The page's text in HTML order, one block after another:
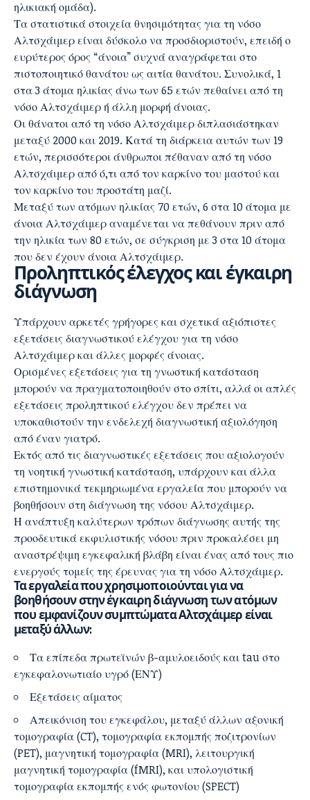
ηλικιακή ομάδα).
Τα στατιστικά στοιχεία θνησιμότητας για τη νόσο
Αλτσχάιμερ είναι δύσκολο να προσδιοριστούν, επειδή ο
ευρύτερος όρος “άνοια” συχνά αναγράφεται στο
πιστοποιητικό θανάτου ως αιτία θανάτου. Συνολικά, 1
στα 3 άτομα ηλικίας άνω των 65 ετών πεθαίνει από τη
νόσο Αλτσχάιμερ ή άλλη μορφή άνοιας.
Οι θάνατοι από τη νόσο Αλτσχάιμερ διπλασιάστηκαν
μεταξύ 2000 και 2019. Κατά τη διάρκεια αυτών των 19
ετών, περισσότεροι άνθρωποι πέθαναν από τη νόσο
Αλτσχάιμερ από ό,τι από τον καρκίνο του μαστού και
τον καρκίνο του προστάτη μαζί.
Μεταξύ των ατόμων ηλικίας 70 ετών, 6 στα 10 άτομα με
άνοια Αλτσχάιμερ αναμένεται να πεθάνουν πριν από
την ηλικία των 80 ετών, σε σύγκριση με 3 στα 10 άτομα
που δεν έχουν άνοια Αλτσχάιμερ.
Προληπτικός έλεγχος και έγκαιρη
διάγνωση
Υπάρχουν αρκετές γρήγορες και σχετικά αξιόπιστες
εξετάσεις διαγνωστικού ελέγχου για τη νόσο
Αλτσχάιμερ και άλλες μορφές άνοιας.
Ορισμένες εξετάσεις για τη γνωστική κατάσταση
μπορούν να πραγματοποιηθούν στο σπίτι, αλλά οι απλές
εξετάσεις προληπτικού ελέγχου δεν πρέπει να
υποκαθιστούν την ενδελεχή διαγνωστική αξιολόγηση
από έναν γιατρό.
Εκτός από τις διαγνωστικές εξετάσεις που αξιολογούν
τη νοητική γνωστική κατάσταση, υπάρχουν και άλλα
επιστημονικά τεκμηριωμένα εργαλεία που μπορούν να
βοηθήσουν στη διάγνωση της νόσου Αλτσχάιμερ.
Η ανάπτυξη καλύτερων τρόπων διάγνωσης αυτής της
προοδευτικά εκφυλιστικής νόσου πριν προκαλέσει μη
αναστρέψιμη εγκεφαλική βλάβη είναι ένας από τους πιο
ενεργούς τομείς της έρευνας για τη νόσο Αλτσχάιμερ.
Τα εργαλεία που χρησιμοποιούνται για να
βοηθήσουν στην έγκαιρη διάγνωση των ατόμων
που εμφανίζουν συμπτώματα Αλτσχάιμερ είναι
μεταξύ άλλων:
Τα επίπεδα πρωτεϊνών β-αμυλοειδούς και tau στο
εγκεφαλονωτιαίο υγρό (ΕΝΥ)
Εξετάσεις αίματος
Απεικόνιση του εγκεφάλου, μεταξύ άλλων αξονική
τομογραφία (CT), τομογραφία εκπομπής ποζιτρονίων
(PET), μαγνητική τομογραφία (MRI), λειτουργική
μαγνητική τομογραφία (fMRI), και υπολογιστική
τομογραφία εκπομπής ενός φωτονίου (SPECT)